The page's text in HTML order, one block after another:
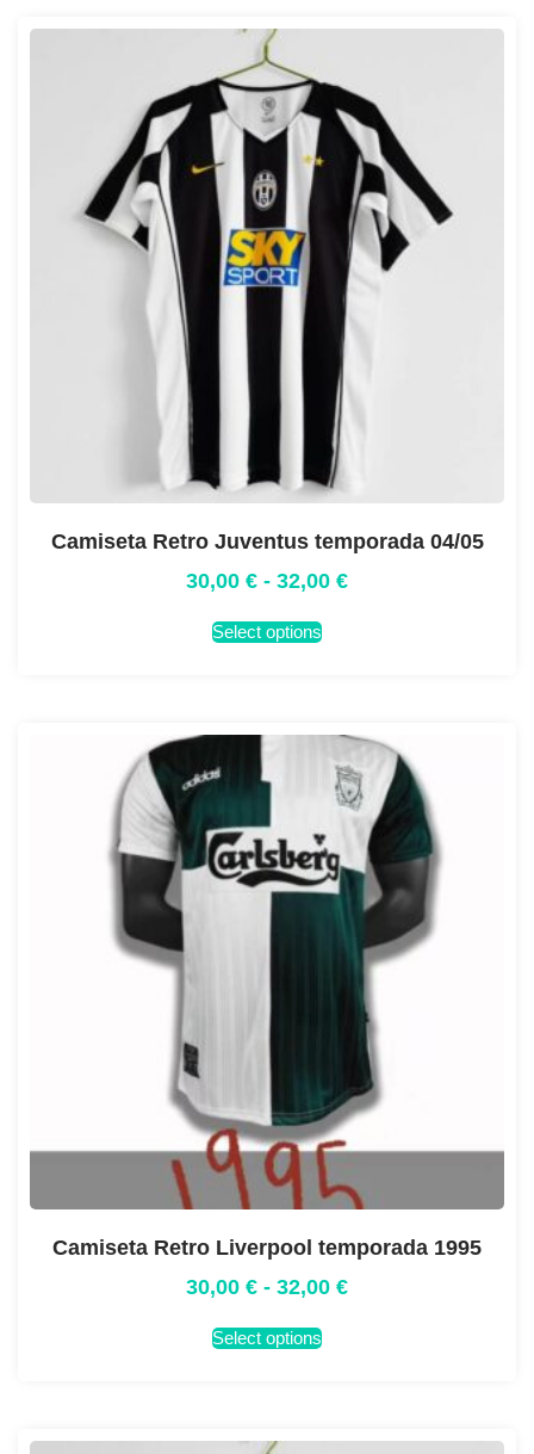
Camiseta Retro Juventus temporada 04/05
30,00 € - 32,00 €
Select options
Camiseta Retro Liverpool temporada 1995
30,00 € - 32,00 €
Select options